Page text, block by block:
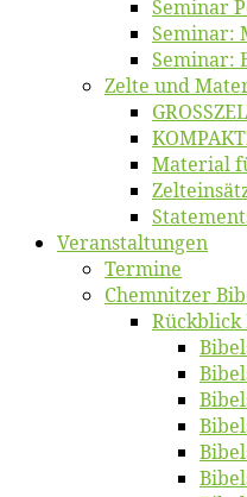
Se­mi­nar
Se­mi­nar:
Se­mi­nar:
Zel­te und
Ma­te­ri­al
Ver­an­stal­tun­gen
Ter­mi­ne
Chemnit­zer
Rück­blick